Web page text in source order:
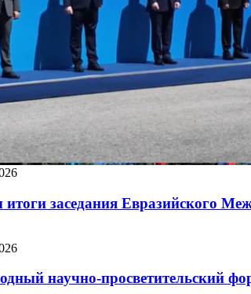
заседания Евразийского
научно-просветительский